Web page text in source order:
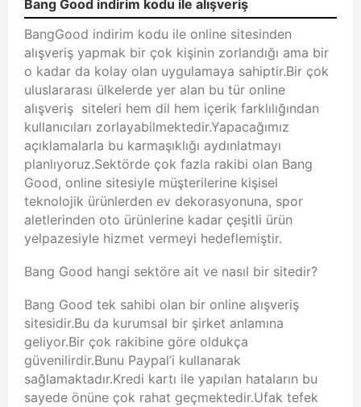
Bang Good indirim kodu ile alışveriş
BangGood indirim kodu ile online sitesinden
alışveriş yapmak bir çok kişinin zorlandığı ama bir
o kadar da kolay olan uygulamaya sahiptir.Bir çok
uluslararası ülkelerde yer alan bu tür online
alışveriş siteleri hem dil hem içerik farklılığından
kullanıcıları zorlayabilmektedir.Yapacağımız
açıklamalarla bu karmaşıklığı aydınlatmayı
planlıyoruz.Sektörde çok fazla rakibi olan Bang
Good, online sitesiyle müşterilerine kişisel
teknolojik ürünlerden ev dekorasyonuna, spor
aletlerinden oto ürünlerine kadar çeşitli ürün
yelpazesiyle hizmet vermeyi hedeflemiştir.
Bang Good hangi sektöre ait ve nasıl bir sitedir?
Bang Good tek sahibi olan bir online alışveriş
sitesidir.Bu da kurumsal bir şirket anlamına
geliyor.Bir çok rakibine göre oldukça
güvenilirdir.Bunu Paypal’i kullanarak
sağlamaktadır.Kredi kartı ile yapılan hataların bu
sayede önüne çok rahat geçmektedir.Ufak tefek